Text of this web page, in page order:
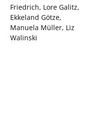
Friedrich, Lore Galitz,
Ekkeland Götze,
Manuela Müller, Liz
Walinski